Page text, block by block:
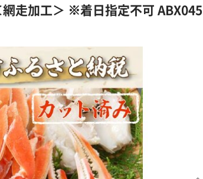
走加工＞ ※着日指定不可 ABX045